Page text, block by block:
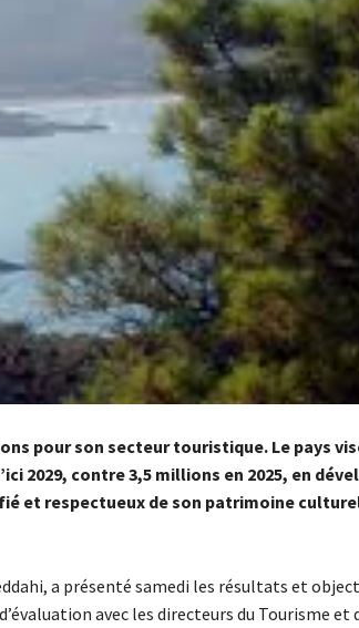
pour son secteur touristique. Le pays
2029, contre 3,5 millions en 2025, en
et respectueux de son patrimoine
a présenté samedi les résultats et
avec les directeurs du Tourisme et